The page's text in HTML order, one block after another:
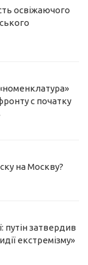
освіжаючого
с початку
на Москву?
путін затвердив
екстремізму»